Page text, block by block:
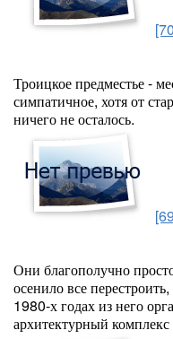
Троицкое предместье -
симпатичное, хотя от
ничего не осталось.
Они благополучно
осенило все
1980-х годах из него
архитектурный комплекс